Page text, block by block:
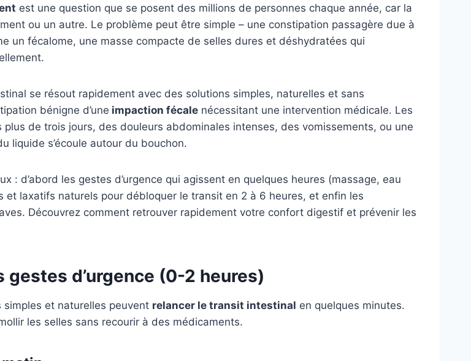
est une question que se posent des millions de personnes chaque année, car la
ou un autre. Le problème peut être simple – une constipation passagère due à
un fécalome, une masse compacte de selles dures et déshydratées qui
se résout rapidement avec des solutions simples, naturelles et sans
bénigne d’une impaction fécale nécessitant une intervention médicale. Les
de trois jours, des douleurs abdominales intenses, des vomissements, ou une
liquide s’écoule autour du bouchon.
: d’abord les gestes d’urgence qui agissent en quelques heures (massage, eau
laxatifs naturels pour débloquer le transit en 2 à 6 heures, et enfin les
Découvrez comment retrouver rapidement votre confort digestif et prévenir les
d’urgence (0-2 heures)
simples et naturelles peuvent relancer le transit intestinal en quelques minutes.
les selles sans recourir à des médicaments.